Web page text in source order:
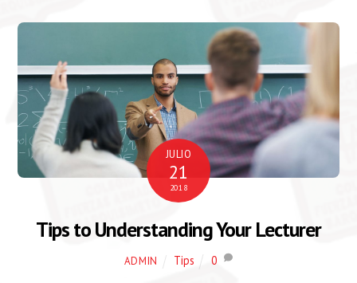
JULIO
21
2018
Tips to Understanding Your Lecturer
ADMIN Tips 0